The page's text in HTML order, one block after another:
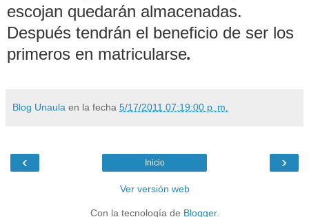
escojan quedarán almacenadas.
Después tendrán el beneficio de ser los
primeros en matricularse.
Blog Unaula en la fecha 5/17/2011 07:19:00 p. m.
‹ ›
Inicio
Ver versión web
Con la tecnología de Blogger.